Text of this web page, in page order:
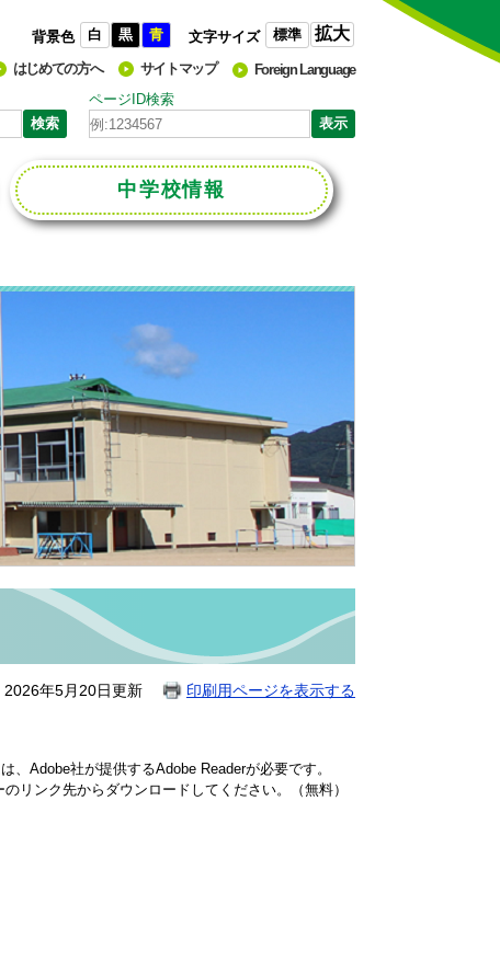
背景色 白 黒 青 文字サイズ 標準 拡大
はじめての方へ サイトマップ
Foreign Language
ページID検索
中学校情報
2026年5月20日更新 印刷用ページを表示する
、Adobe社が提供するAdobe Readerが必要です。
リンク先からダウンロードしてください。（無料）